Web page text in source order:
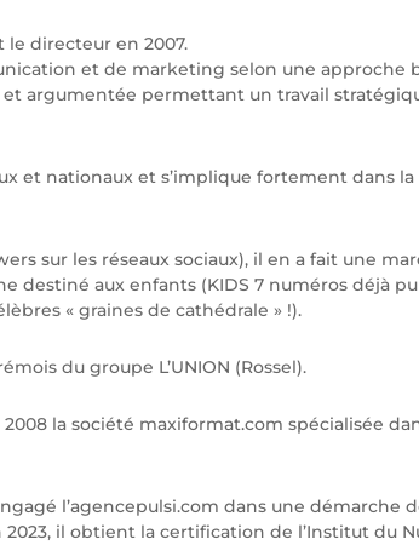
le directeur en 2007.
et de marketing selon une approche
et argumentée permettant un travail
et nationaux et s’implique fortement dans
sur les réseaux sociaux), il en a fait une
destiné aux enfants (KIDS 7 numéros déjà
« graines de cathédrale » !).
du groupe L’UNION (Rossel).
la société maxiformat.com spécialisée
l’agencepulsi.com dans une démarche
il obtient la certification de l’Institut du